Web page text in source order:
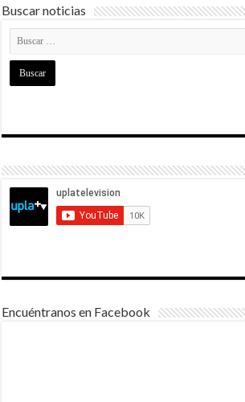
Buscar noticias
Encuéntranos en Facebook